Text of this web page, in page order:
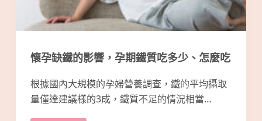
懷孕缺鐵的影響，孕期鐵質吃多少、怎麼吃
根據國內大規模的孕婦營養調查，鐵的平均攝取
量僅達建議樣的3成，鐵質不足的情況相當…